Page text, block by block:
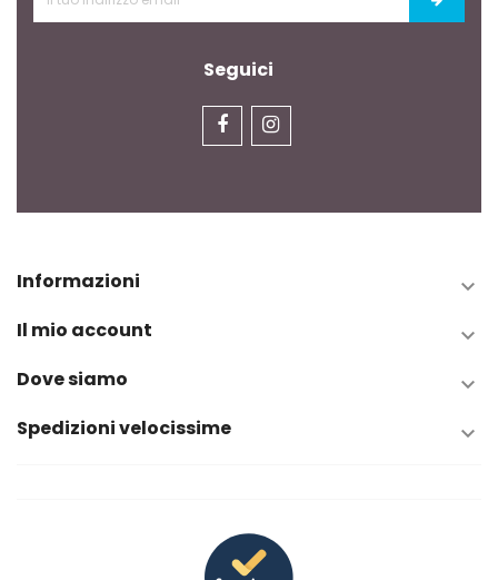
Seguici
Informazioni 
Il mio account 
Dove siamo 
Spedizioni velocissime 